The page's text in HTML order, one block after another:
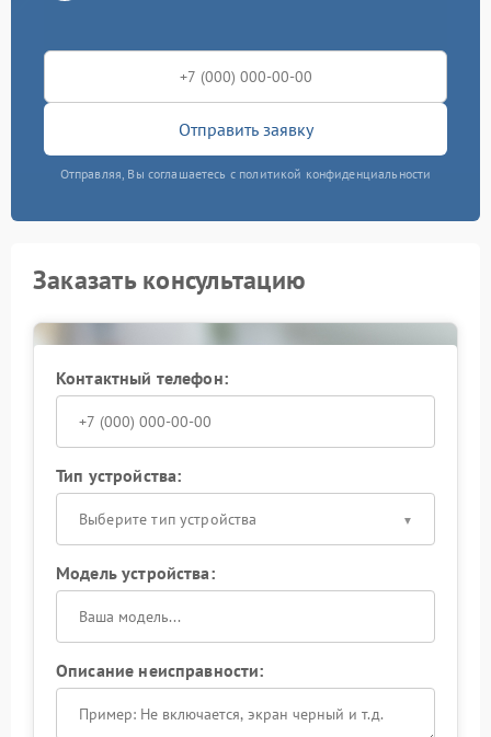
Отправить заявку
Отправляя, Вы соглашаетесь с политикой конфиденциальности
Заказать консультацию
Контактный телефон:
Тип устройства:
Выберите тип устройства
Модель устройства:
Описание неисправности: